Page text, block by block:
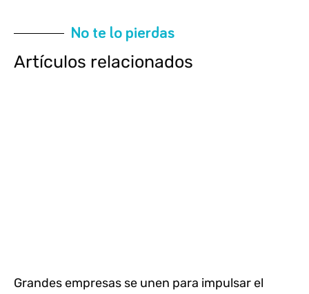
No te lo pierdas
Artículos relacionados
Grandes empresas se unen para impulsar el